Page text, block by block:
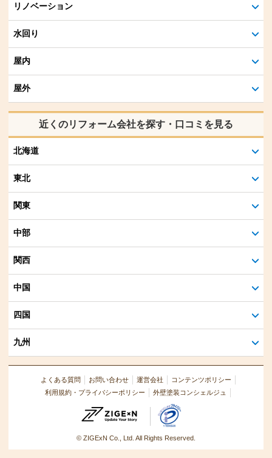
リノベーション
水回り
屋内
屋外
近くのリフォーム会社を探す・口コミを見る
北海道
東北
関東
中部
関西
中国
四国
九州
よくある質問 お問い合わせ 運営会社
コンテンツポリシー
利用規約・プライバシーポリシー
外壁塗装コンシェルジュ
© ZIGExN Co., Ltd. All Rights Reserved.